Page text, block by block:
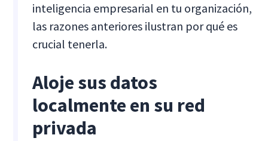
inteligencia empresarial en tu organización,
las razones anteriores ilustran por qué es
crucial tenerla.
Aloje sus datos
localmente en su red
privada